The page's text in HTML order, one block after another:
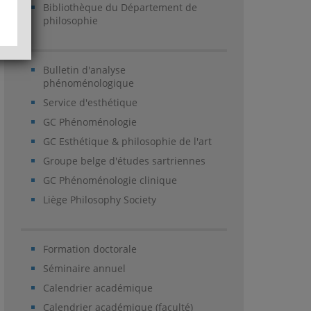
Bibliothèque du Département de
philosophie
Bulletin d'analyse
phénoménologique
Service d'esthétique
GC Phénoménologie
GC Esthétique & philosophie de l'art
Groupe belge d'études sartriennes
GC Phénoménologie clinique
Liège Philosophy Society
Formation doctorale
Séminaire annuel
Calendrier académique
Calendrier académique (faculté)